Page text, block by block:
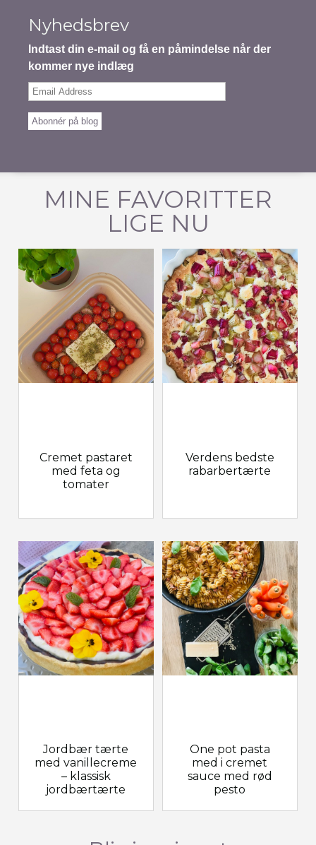
Nyhedsbrev
Indtast din e-mail og få en påmindelse når der
kommer nye indlæg
Email
Abonnér på blog
MINE FAVORITTER
LIGE NU
Cremet pastaret
med feta og
tomater
Jordbær tærte
med vanillecreme
– klassisk
jordbærtærte
Verdens bedste
rabarbertærte
One pot pasta
med i cremet
sauce med rød
pesto